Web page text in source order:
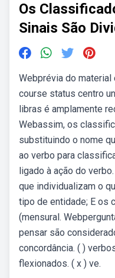
Os
Sinais São
Webprévia do
course status centro
libras é amplamente
Webassim, os
substituindo o nome
ao verbo para
ligado à ação do
que individualizam o
tipo de entidade; E os
(mensural.
pensar são
concordância. ( )
flexionados. ( x ) ve.